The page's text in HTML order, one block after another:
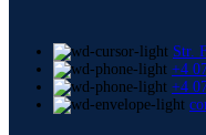
Str.
+4
+4